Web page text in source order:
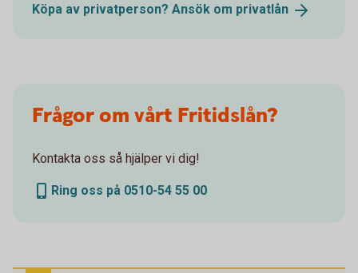
Köpa av privatperson? Ansök om privatlån
Frågor om vårt Fritidslån?
Kontakta oss så hjälper vi dig!
Ring oss på 0510-54 55 00